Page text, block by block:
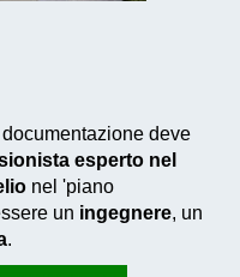
deve
esperto nel
nel 'piano
un ingegnere, un
.